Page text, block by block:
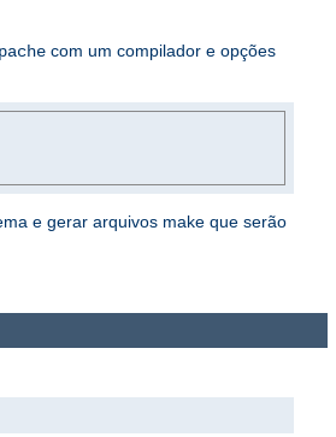
com um compilador e opções
e gerar arquivos make que serão